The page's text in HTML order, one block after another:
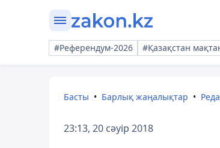
#Референдум-2026 #Қазақстан
Басты Барлық жаңалықтар
23:13, 20 сәуір 2018